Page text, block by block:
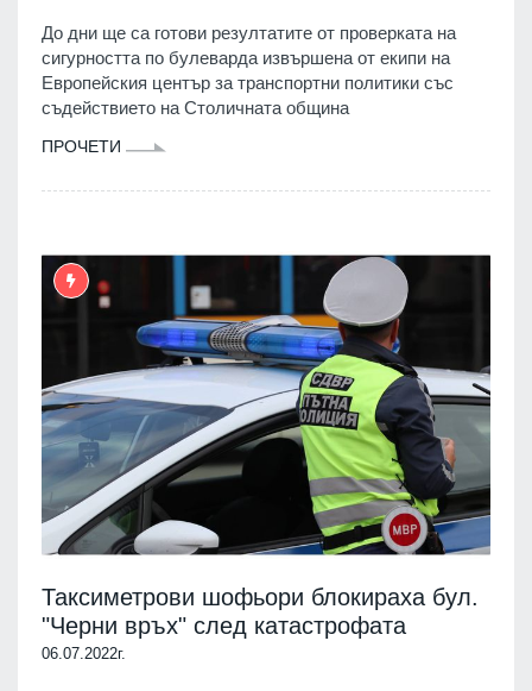
До дни ще са готови резултатите от проверката на
сигурността по булеварда извършена от екипи на
Европейския център за транспортни политики със
съдействието на Столичната община
ПРОЧЕТИ
Таксиметрови шофьори блокираха бул.
"Черни връх" след катастрофата
06.07.2022г.